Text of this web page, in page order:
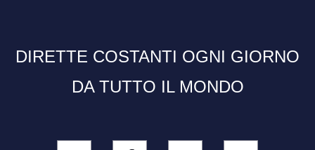
DIRETTE COSTANTI OGNI GIORNO
DA TUTTO IL MONDO